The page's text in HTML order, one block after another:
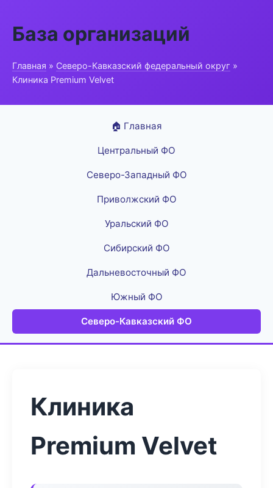
База организаций
Главная » Северо-Кавказский федеральный округ »
Клиника Premium Velvet
🏠 Главная
Центральный ФО
Северо-Западный ФО
Приволжский ФО
Уральский ФО
Сибирский ФО
Дальневосточный ФО
Южный ФО
Северо-Кавказский ФО
Клиника
Premium Velvet